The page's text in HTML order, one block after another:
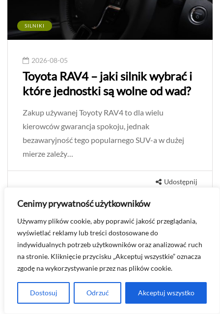
Cenimy prywatność użytkowników
Używamy plików cookie, aby poprawić jakość przeglądania,
wyświetlać reklamy lub treści dostosowane do
indywidualnych potrzeb użytkowników oraz analizować ruch
na stronie. Kliknięcie przycisku „Akceptuj wszystkie” oznacza
zgodę na wykorzystywanie przez nas plików cookie.
Dostosuj Odrzuć Akceptuj wszystko
SILNIKI
2026-08-05
Toyota RAV4 – jaki silnik wybrać i
które jednostki są wolne od wad?
Zakup używanej Toyoty RAV4 to dla wielu
kierowców gwarancja spokoju, jednak
bezawaryjność tego popularnego SUV-a w dużej
mierze zależy…
Udostępnij